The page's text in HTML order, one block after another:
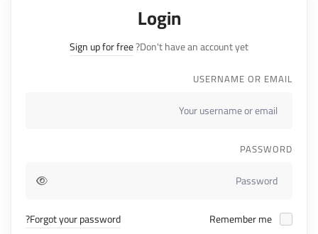
Login
Don't have an account yet?
Sign up for free
USERNAME OR EMAIL
PASSWORD
Forgot your password?